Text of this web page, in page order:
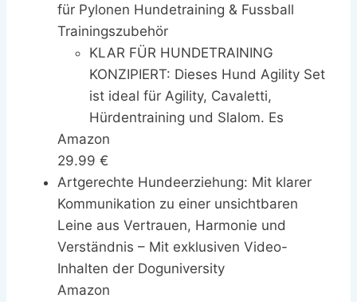
für Pylonen Hundetraining & Fussball
Trainingszubehör
KLAR FÜR HUNDETRAINING
KONZIPIERT: Dieses Hund Agility Set
ist ideal für Agility, Cavaletti,
Hürdentraining und Slalom. Es
fördert Laufen, Springen,
Koordination und kontrollierten
Bewegungsaufbau – perfekt, um
Vertrauen zu deinem Hund zu
stärken und ihn aktiv zu halten.
QUER- &
Amazon
29.99 €
Artgerechte Hundeerziehung: Mit klarer
Kommunikation zu einer unsichtbaren
Leine aus Vertrauen, Harmonie und
Verständnis – Mit exklusiven Video-
Inhalten der Doguniversity
Amazon